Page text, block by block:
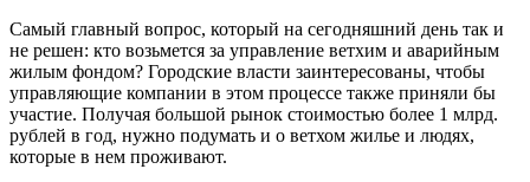
Самый главный вопрос, который на сегодняшний день так и
не решен: кто возьмется за управление ветхим и аварийным
жилым фондом? Городские власти заинтересованы, чтобы
управляющие компании в этом процессе также приняли бы
участие. Получая большой рынок стоимостью более 1 млрд.
рублей в год, нужно подумать и о ветхом жилье и людях,
которые в нем проживают.